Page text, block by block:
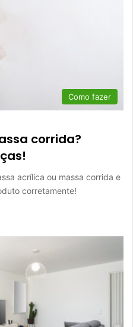
Como fazer
corrida?
acrílica ou massa corrida e
corretamente!